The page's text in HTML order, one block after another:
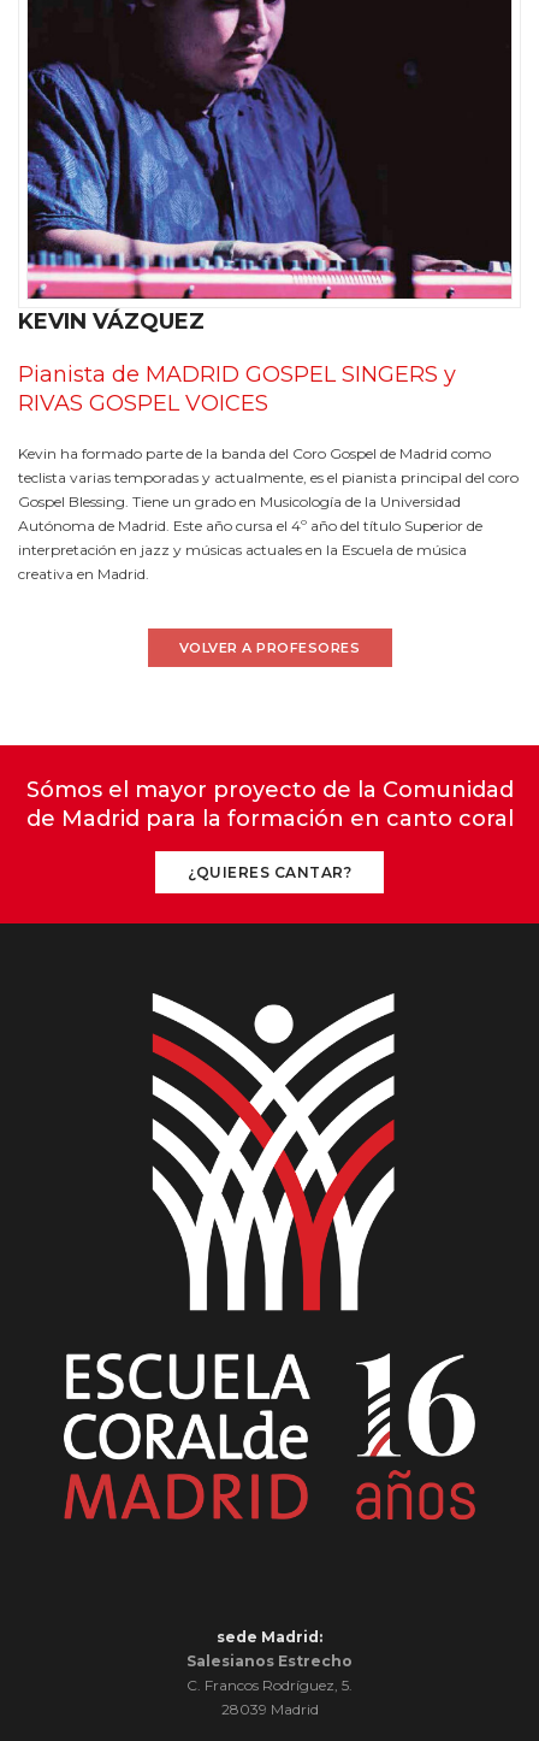
KEVIN VÁZQUEZ
Pianista de MADRID GOSPEL SINGERS y
RIVAS GOSPEL VOICES
Kevin ha formado parte de la banda del Coro Gospel de Madrid como
teclista varias temporadas y actualmente, es el pianista principal del coro
Gospel Blessing. Tiene un grado en Musicología de la Universidad
Autónoma de Madrid. Este año cursa el 4º año del título Superior de
interpretación en jazz y músicas actuales en la Escuela de música
creativa en Madrid.
VOLVER A PROFESORES
Sómos el mayor proyecto de la Comunidad
de Madrid para la formación en canto coral
¿QUIERES CANTAR?
sede Madrid:
Salesianos Estrecho
C. Francos Rodríguez, 5.
28039 Madrid